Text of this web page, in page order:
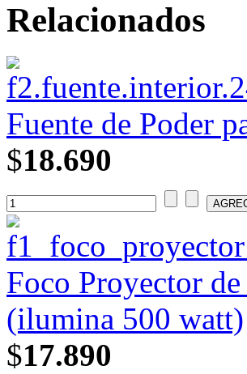
Relacionados
Fuente de Poder
$18.690
Foco Proyector
(ilumina 500 watt)
$17.890